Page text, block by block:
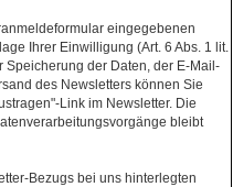
eingegebenen
Ihrer Einwilligung (Art. 6 Abs. 1 lit.
der Daten, der E-Mail-
des Newsletters können Sie
Link im Newsletter. Die
bleibt
Bezugs bei uns hinterlegten